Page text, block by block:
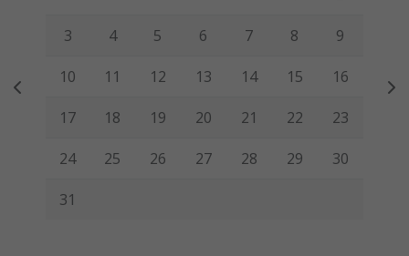
3 4 5 6 7 8 9
10 11 12 13 14 15 16
17 18 19 20 21 22 23
24 25 26 27 28 29 30
31